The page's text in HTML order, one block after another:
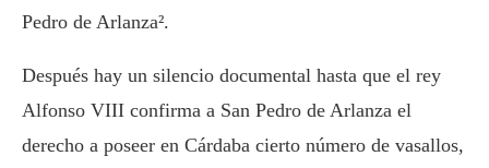
Pedro de Arlanza².
Después hay un silencio documental hasta que el rey
Alfonso VIII confirma a San Pedro de Arlanza el
derecho a poseer en Cárdaba cierto número de vasallos,